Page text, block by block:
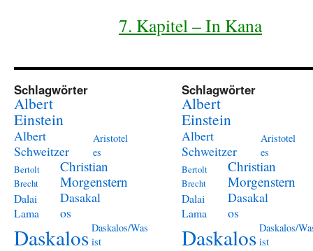
7. Kapitel – In Kana
Schlagwörter
Albert
Einstein
Albert
Schweitzer
Aristotel
es
Bertolt
Brecht
Christian
Morgenstern
Dalai
Lama
Dasakal
os
Daskalos Daskalos/Was
ist
Schlagwörter
Albert
Einstein
Albert
Schweitzer
Aristotel
es
Bertolt
Brecht
Christian
Morgenstern
Dalai
Lama
Dasakal
os
Daskalos Daskalos/
ist